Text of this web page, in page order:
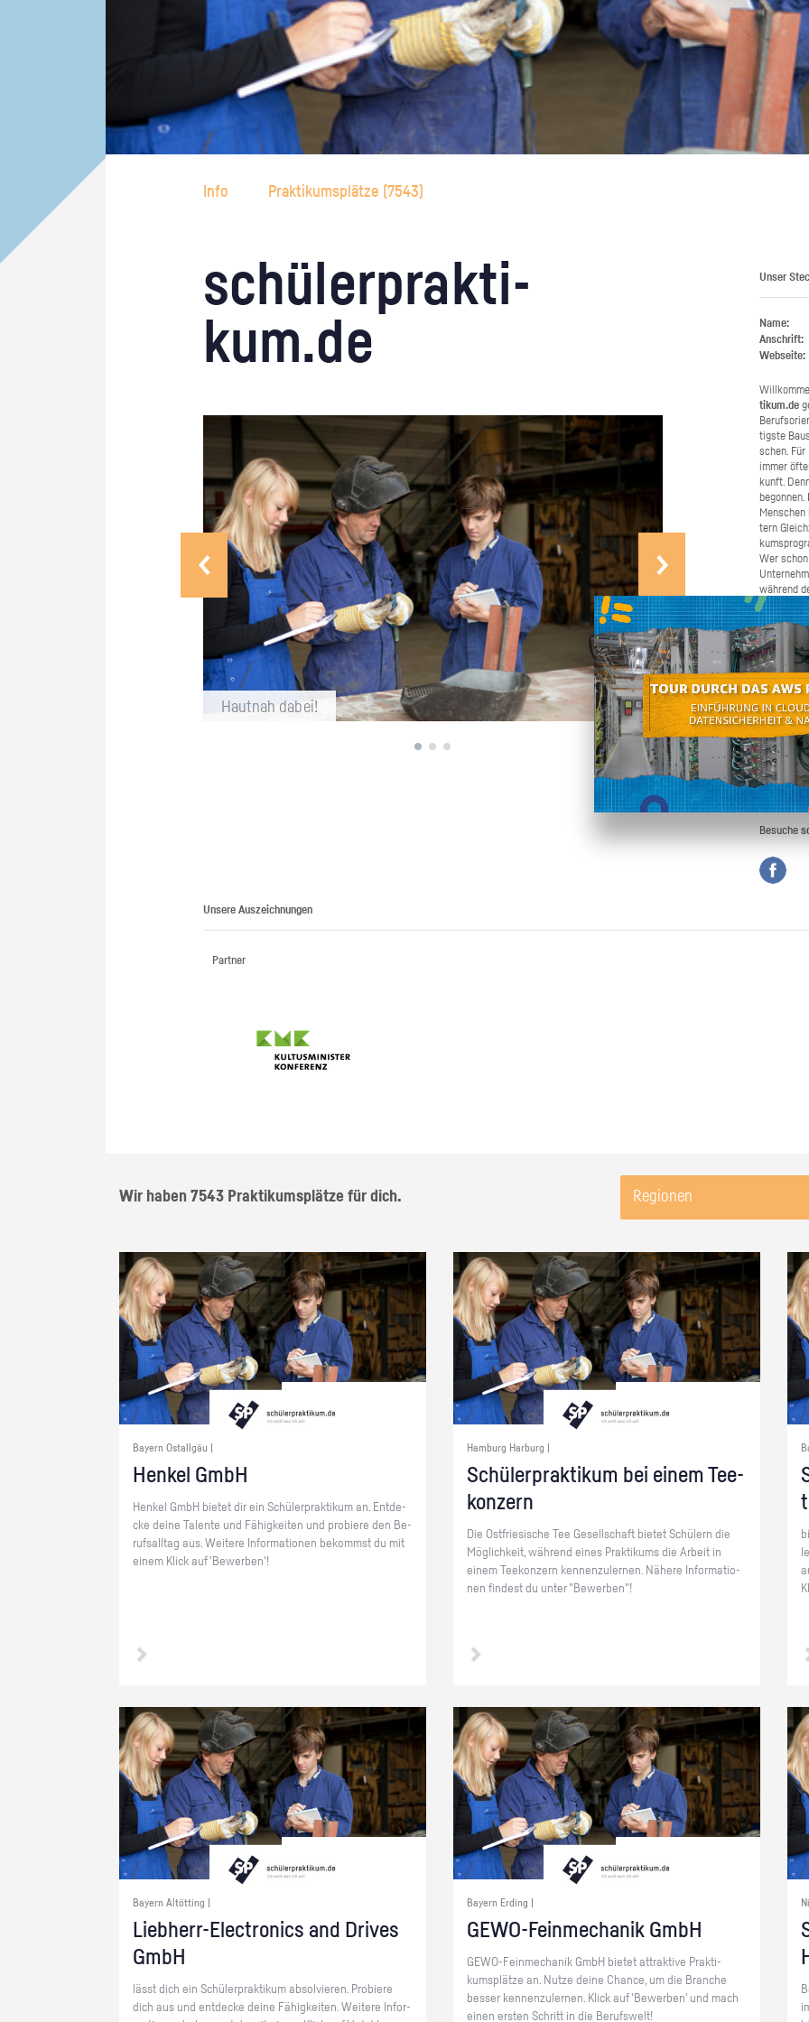
Info Praktikumsplätze ( 7543
schü­ler­prak­ti­
kum.de
Haut­nah dabei! Selbst an­pa­cken
Unser
Name:
Anschrift:
Webseite:
ti­kum.de
tigs­te
schen.
immer
kunft.
tern
Wer
wäh­rend
ma­chen.
Bei­trag
schnel­ler
chen Sie
ren und
den
an, wenn
nen oder
möch­ten.
Besuche
Unsere Auszeichnungen
Partner
Wir haben 7543 Praktikumsplätze für dich. Regionen
Bayern Ostallgäu |
Hen­kel GmbH
Hen­kel GmbH bie­tet dir ein Schü­ler­prak­ti­kum an. Ent­de­
cke deine Ta­len­te und Fä­hig­kei­ten und pro­bie­re den Be­
rufs­all­tag aus. Wei­te­re In­for­ma­tio­nen be­kommst du mit
einem Klick auf 'Be­wer­ben'!
Hamburg Harburg |
Schü­ler­prak­ti­kum bei einem Tee­
kon­zern
Die Ost­frie­si­sche Tee Ge­sell­schaft bie­tet Schü­lern die
Mög­lich­keit, wäh­rend eines Prak­ti­kums die Ar­beit in
einem Tee­kon­zern ken­nen­zu­ler­nen. Nä­he­re In­for­ma­tio­
nen fin­dest du unter "Be­wer­ben"!
Bayern Altötting |
Lieb­herr-Elec­tro­nics and Dri­ves
GmbH
lässt dich ein Schü­ler­prak­ti­kum ab­sol­vie­ren. Pro­bie­re
dich aus und ent­de­cke deine Fä­hig­kei­ten. Wei­te­re In­for­
Bayern Erding |
GE­WO-Fein­me­cha­nik GmbH
GE­WO-Fein­me­cha­nik GmbH bie­tet at­trak­ti­ve Prak­ti­
kums­plät­ze an. Nutze deine Chan­ce, um die Bran­che
bes­ser ken­nen­zu­ler­nen. Klick auf 'Be­wer­ben' und mach
einen ers­ten Schritt in die Be­rufs­welt!